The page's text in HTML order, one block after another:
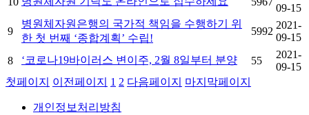
09-15
9
병원체자원은행의 국가적 책임을 수행하기 위
한 첫 번째 ‘종합계획’ 수립!
5992
2021-
09-15
8
‘코로나19바이러스 변이주, 2월 8일부터 분양 55
2021-
09-15
첫페이지
이전페이지 1 2 다음페이지 마지막페이지
개인정보처리방침